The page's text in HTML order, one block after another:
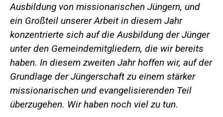
Ausbildung von missionarischen Jüngern, und
ein Großteil unserer Arbeit in diesem Jahr
konzentrierte sich auf die Ausbildung der Jünger
unter den Gemeindemitgliedern, die wir bereits
haben. In diesem zweiten Jahr hoffen wir, auf der
Grundlage der Jüngerschaft zu einem stärker
missionarischen und evangelisierenden Teil
überzugehen. Wir haben noch viel zu tun.